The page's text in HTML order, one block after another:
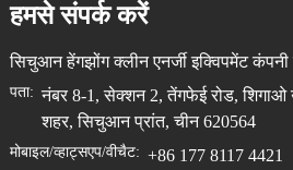
हमसे संपर्क करें
सिचुआन हेंगझोंग क्लीन एनर्जी इक्विपमेंट कंपनी
पता: नंबर 8-1, सेक्शन 2, तेंगफेई रोड, शिगाओ
शहर, सिचुआन प्रांत, चीन 620564
मोबाइल/व्हाट्सएप/वीचैट: +86 177 8117 4421